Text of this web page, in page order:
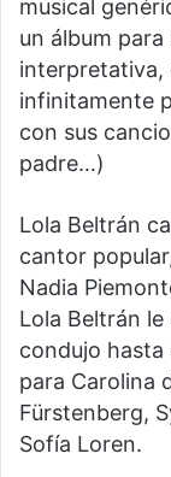
musical
un álbum
interpretativa,
infinitamente
con sus
padre…)
Lola Beltrán
cantor
Nadia
Lola Beltrán
condujo hasta
para Carolina
Fürstenberg,
Sofía Loren.